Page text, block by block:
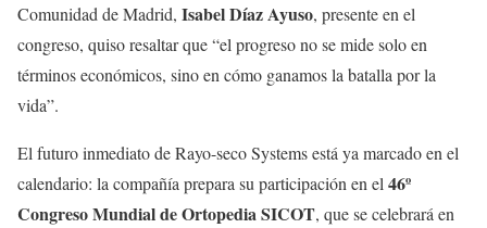
Comunidad de Madrid, Isabel Díaz Ayuso, presente en el
congreso, quiso resaltar que “el progreso no se mide solo en
términos económicos, sino en cómo ganamos la batalla por la
vida”.
El futuro inmediato de Rayo-seco Systems está ya marcado en el
calendario: la compañía prepara su participación en el46º
Congreso Mundial de Ortopedia SICOT, que se celebrará en